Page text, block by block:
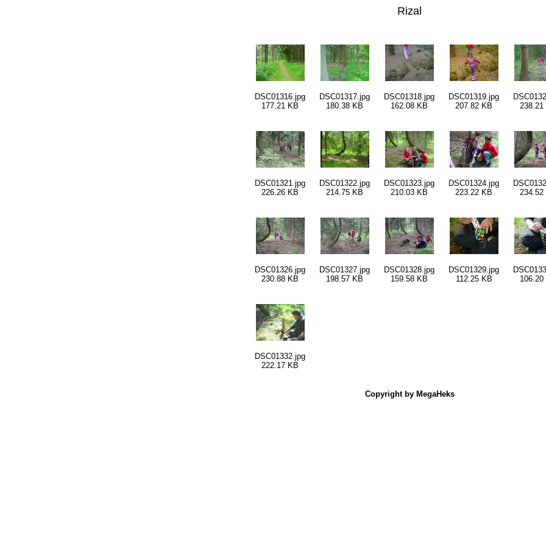
Rizal
DSC01316.jpg
177.21 KB
DSC01317.jpg
180.38 KB
DSC01318.jpg
162.08 KB
DSC01319.jpg
207.82 KB
238.21
DSC01321.jpg
226.26 KB
DSC01322.jpg
214.75 KB
DSC01323.jpg
210.03 KB
DSC01324.jpg
223.22 KB
234.52
DSC01326.jpg
230.88 KB
DSC01327.jpg
198.57 KB
DSC01328.jpg
159.58 KB
DSC01329.jpg
112.25 KB
106.20
DSC01332.jpg
222.17 KB
Copyright by MegaHeks